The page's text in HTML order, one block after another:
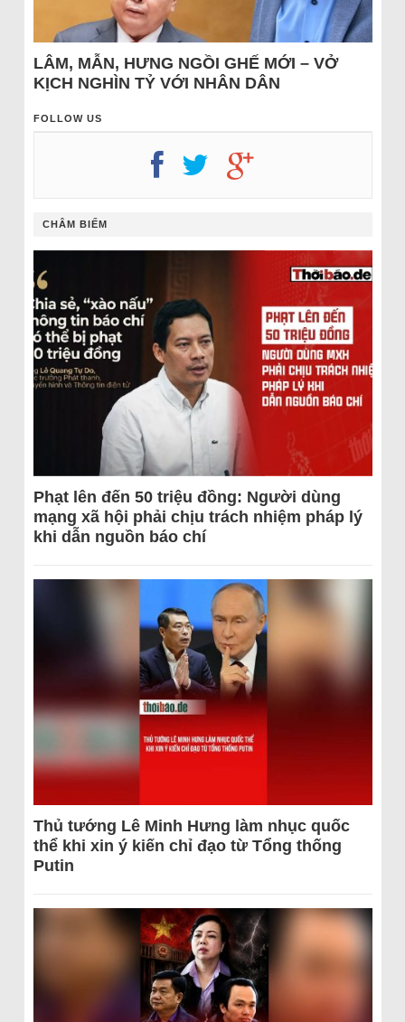
LÂM, MẪN, HƯNG NGỒI GHẾ MỚI – VỞ
KỊCH NGHÌN TỶ VỚI NHÂN DÂN
FOLLOW US
CHÂM BIẾM
Phạt lên đến 50 triệu đồng: Người dùng
mạng xã hội phải chịu trách nhiệm pháp lý
khi dẫn nguồn báo chí
Thủ tướng Lê Minh Hưng làm nhục quốc
thể khi xin ý kiến chỉ đạo từ Tổng thống
Putin